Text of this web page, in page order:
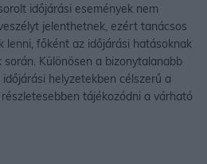
időjárási események nem
jelenthetnek, ezért tanácsos
lenni, főként az időjárási hatásoknak
Különösen a bizonytalanabb
helyzetekben célszerű a
tájékozódni a várható